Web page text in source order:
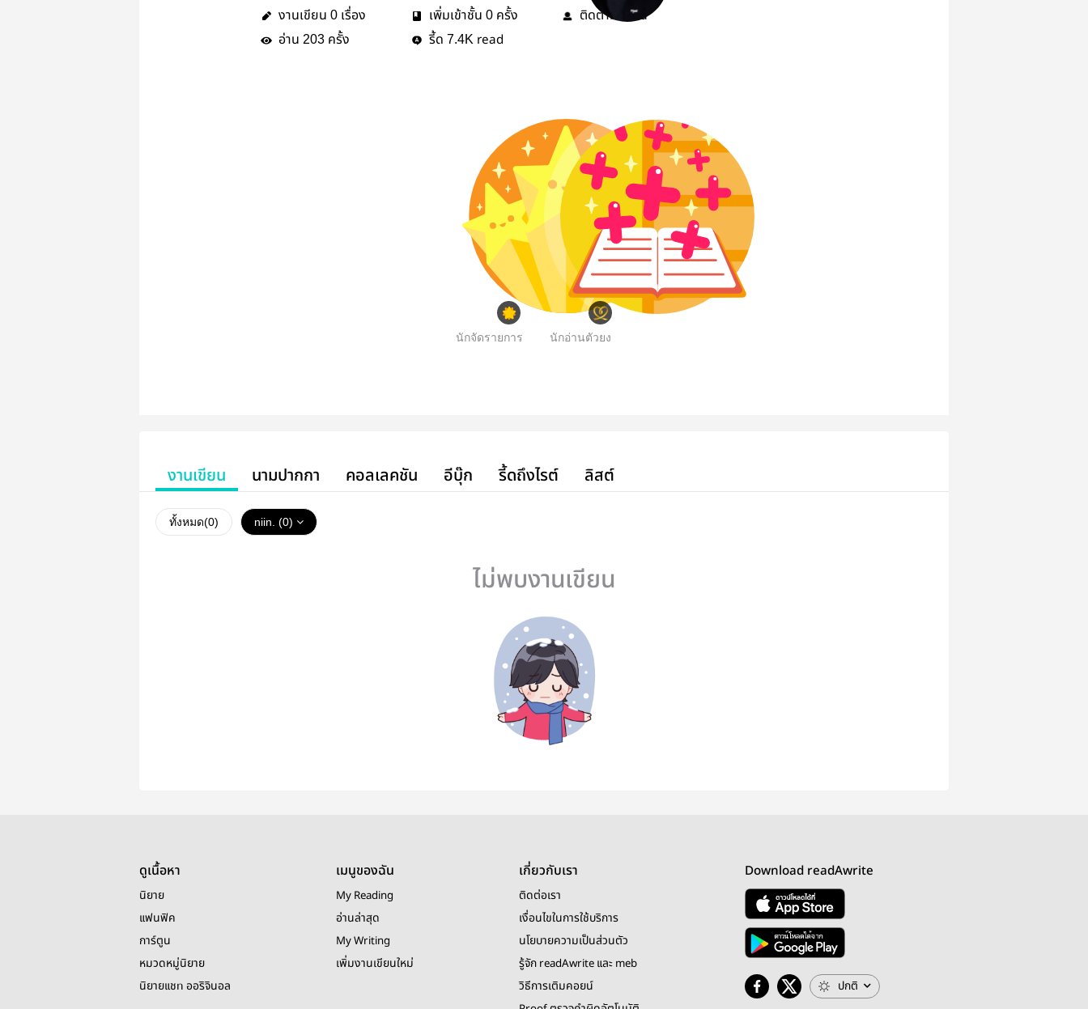
งานเขียน 0 เรื่อง เพิ่มเข้าชั้น 0 ครั้ง ติดตาม คน
อ่าน 203 ครั้ง รี้ด 7.4K read
นักจัดรายการ นักอ่านตัวยง
งานเขียน นามปากกา คอลเลคชัน อีบุ๊ก รี้ดถึงไรต์ ลิสต์
ทั้งหมด(0) niin. (0)
ไม่พบงานเขียน
ดูเนื้อหา
นิยาย
แฟนฟิค
การ์ตูน
หมวดหมู่นิยาย
นิยายแชท ออริจินอล
เมนูของฉัน
My Reading
อ่านล่าสุด
My Writing
เพิ่มงานเขียนใหม่
เกี่ยวกับเรา
ติดต่อเรา
เงื่อนไขในการใช้บริการ
นโยบายความเป็นส่วนตัว
รู้จัก readAwrite และ meb
วิธีการเติมคอยน์
Download readAwrite
ปกติ